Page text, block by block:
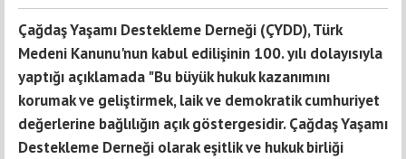
Çağdaş Yaşamı Destekleme Derneği (ÇYDD), Türk
Medeni Kanunu'nun kabul edilişinin 100. yılı dolayısıyla
yaptığı açıklamada "Bu büyük hukuk kazanımını
korumak ve geliştirmek, laik ve demokratik cumhuriyet
değerlerine bağlılığın açık göstergesidir. Çağdaş Yaşamı
Destekleme Derneği olarak eşitlik ve hukuk birliği